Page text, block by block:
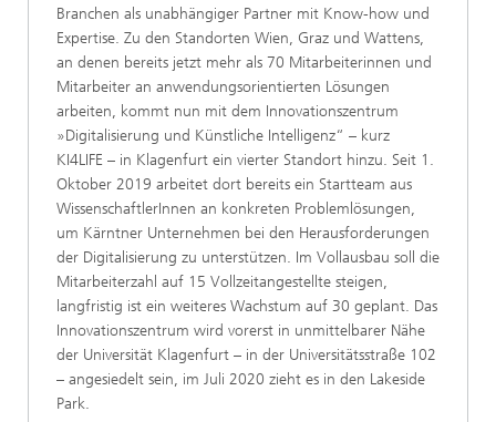
Branchen als unabhängiger Partner mit Know-how und
Expertise. Zu den Standorten Wien, Graz und Wattens,
an denen bereits jetzt mehr als 70 Mitarbeiterinnen und
Mitarbeiter an anwendungsorientierten Lösungen
arbeiten, kommt nun mit dem Innovationszentrum
»Digitalisierung und Künstliche Intelligenz“ – kurz
KI4LIFE – in Klagenfurt ein vierter Standort hinzu. Seit 1.
Oktober 2019 arbeitet dort bereits ein Startteam aus
WissenschaftlerInnen an konkreten Problemlösungen,
um Kärntner Unternehmen bei den Herausforderungen
der Digitalisierung zu unterstützen. Im Vollausbau soll die
Mitarbeiterzahl auf 15 Vollzeitangestellte steigen,
langfristig ist ein weiteres Wachstum auf 30 geplant. Das
Innovationszentrum wird vorerst in unmittelbarer Nähe
der Universität Klagenfurt – in der Universitätsstraße 102
– angesiedelt sein, im Juli 2020 zieht es in den Lakeside
Park.